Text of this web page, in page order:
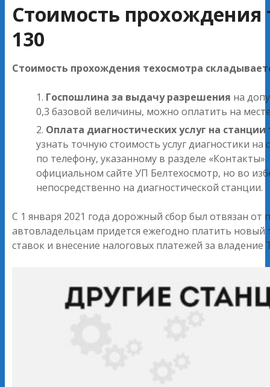
Стоимость прохождения
130
Стоимость прохождения техосмотра
Госпошлина за выдачу разрешения на
0,3 базовой величины, можно оплатить на
Оплата диагностических услуг на станции
узнать точную стоимость услуг диагностики
по телефону, указанному в разделе
официальном сайте УП Белтехосмотр, но во
непосредственно на диагностической станции.
С 1 января 2021 года дорожный сбор был отвязан
автовладельцам придется ежегодно платить
ставок и внесение налоговых платежей за владение